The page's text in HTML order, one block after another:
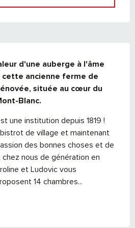
d'une auberge à l'âme
cette ancienne ferme de
située au cœur du
Blanc.
une institution depuis 1819 !
de village et maintenant
des bonnes choses et de
nous de génération en
et Ludovic vous
14 chambres...